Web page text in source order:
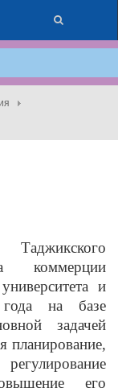
коммерции
и
на базе
задачей
планирование,
его